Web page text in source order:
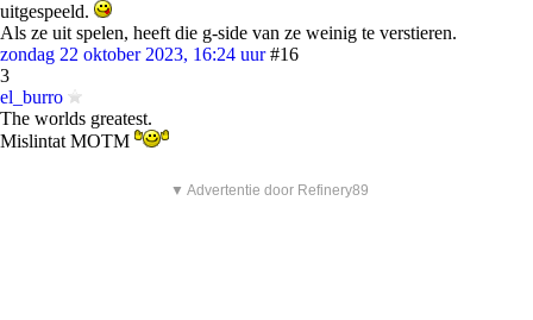
uitgespeeld.
Als ze uit spelen, heeft die g-side van ze weinig te verstieren.
zondag 22 oktober 2023, 16:24 uur #16
3
el_burro
The worlds greatest.
Mislintat MOTM
▼ Advertentie door Refinery89